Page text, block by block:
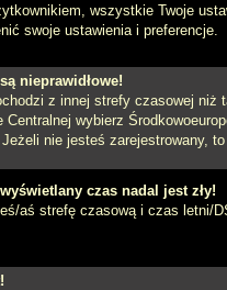
wszystkie Twoje
swoje ustawienia i preferencje.
nieprawidłowe!
z innej strefy czasowej niż
Centralnej wybierz
nie jesteś zarejestrowany,
czas nadal jest zły!
aś strefę czasową i czas letni/